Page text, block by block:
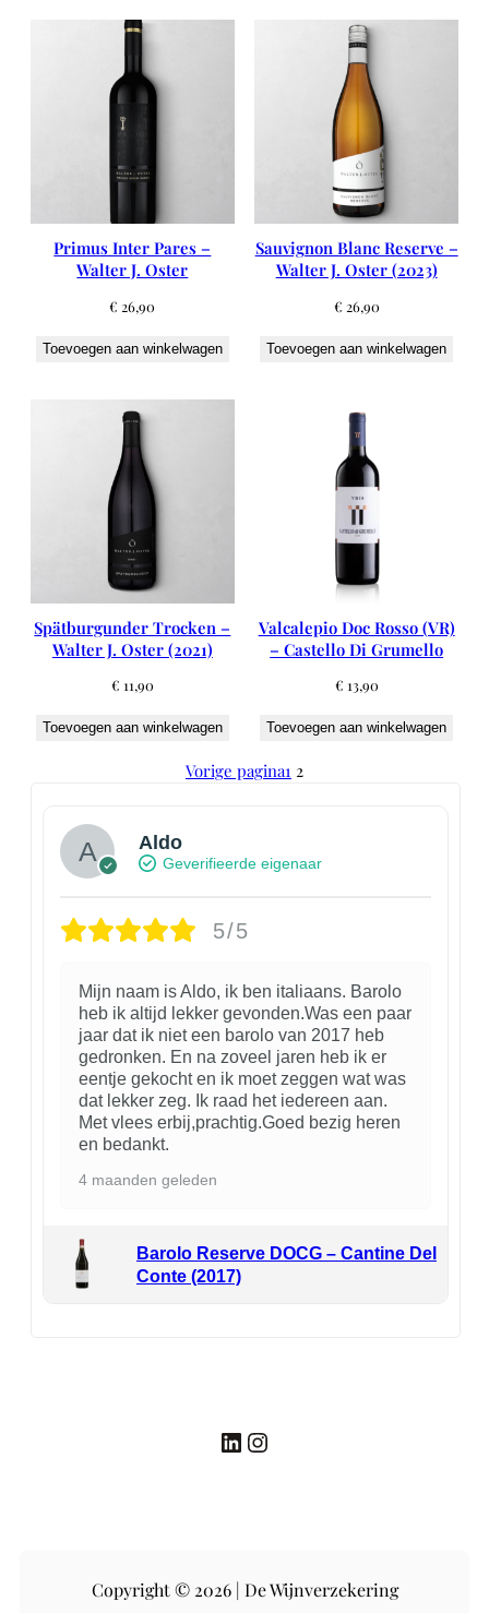
Primus Inter Pares –
Walter J. Oster
€ 26,90
Toevoegen aan winkelwagen
Sauvignon Blanc Reserve –
Walter J. Oster (2023)
€ 26,90
Toevoegen aan winkelwagen
Spätburgunder Trocken –
Walter J. Oster (2021)
€ 11,90
Toevoegen aan winkelwagen
Valcalepio Doc Rosso (VR)
– Castello Di Grumello
€ 13,90
Toevoegen aan winkelwagen
Vorige pagina1 2
Aldo
Geverifieerde eigenaar
5/5
Mijn naam is Aldo, ik ben italiaans. Barolo
heb ik altijd lekker gevonden.Was een paar
jaar dat ik niet een barolo van 2017 heb
gedronken. En na zoveel jaren heb ik er
eentje gekocht en ik moet zeggen wat was
dat lekker zeg. Ik raad het iedereen aan.
Met vlees erbij,prachtig.Goed bezig heren
en bedankt.
4 maanden geleden
Barolo Reserve DOCG – Cantine Del
Conte (2017)
LinkedIn Instagram
Copyright © 2026 | De Wijnverzekering